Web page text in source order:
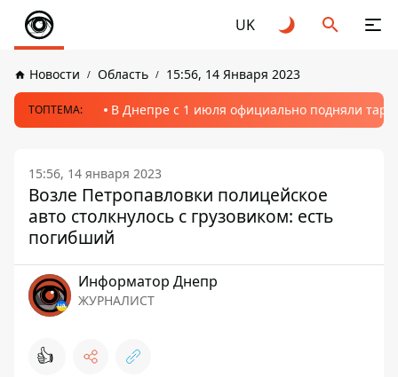
UK
Новости Область 15:56, 14 Января 2023
ТОПТЕМА: В Днепре с 1 июля официально подняли
15:56, 14 января 2023
Возле Петропавловки полицейское
авто столкнулось с грузовиком: есть
погибший
Информатор Днепр
ЖУРНАЛИСТ
👍